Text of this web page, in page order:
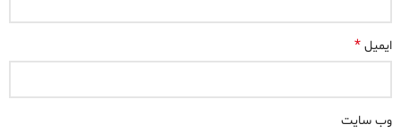
ایمیل *
وب‌ سایت